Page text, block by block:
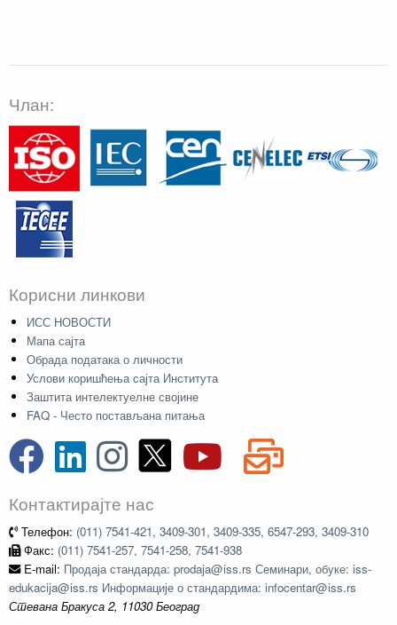
Члан:
Корисни линкови
ИСС НОВОСТИ
Мапа сајта
Обрада података о личности
Услови коришћења сајта Института
Заштита интелектуелне својине
FAQ - Често постављана питања
Контактирајте нас
Телефон: (011) 7541-421, 3409-301, 3409-335, 6547-293, 3409-310
Факс: (011) 7541-257, 7541-258, 7541-938
E-mail: Продаја стандарда: prodaja@iss.rs Семинари, обуке: iss-
edukacija@iss.rs Информације о стандардима: infocentar@iss.rs
Стевана Бракуса 2, 11030 Београд